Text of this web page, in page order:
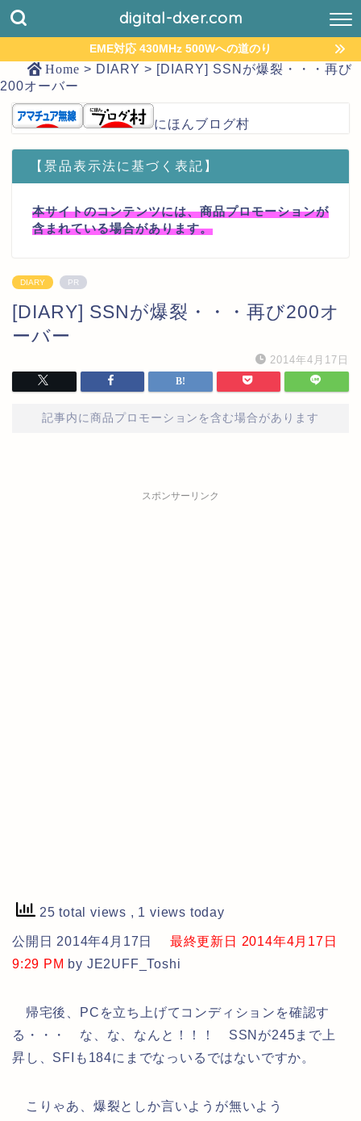
digital-dxer.com
EME対応 430MHz 500Wへの道のり
Home > DIARY > [DIARY] SSNが爆裂・・・再び
200オーバー
にほんブログ村
【景品表示法に基づく表記】
本サイトのコンテンツには、商品プロモーションが
含まれている場合があります。
DIARY PR
[DIARY] SSNが爆裂・・・再び200オ
ーバー
2014年4月17日
記事内に商品プロモーションを含む場合があります
スポンサーリンク
25 total views , 1 views today
公開日 2014年4月17日
最終更新日 2014年4月17日
9:29 PM by JE2UFF_Toshi
帰宅後、PCを立ち上げてコンディションを確認す
る・・・ な、な、なんと！！！ SSNが245まで上
昇し、SFIも184にまでなっいるではないですか。
こりゃあ、爆裂としか言いようが無いよう